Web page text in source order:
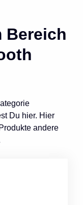
Bereich
Du hier. Hier
andere